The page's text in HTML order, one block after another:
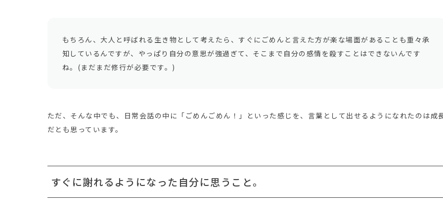
もちろん、大人と呼ばれる生き物として考えたら、すぐにごめんと言えた方が楽な場面があることも重々承
知しているんですが、やっぱり自分の意思が強過ぎて、そこまで自分の感情を殺すことはできないんです
ね。(まだまだ修行が必要です。)
ただ、そんな中でも、日常会話の中に「ごめんごめん！」といった感じを、言葉として出せるようになれたのは成
だとも思っています。
すぐに謝れるようになった自分に思うこと。